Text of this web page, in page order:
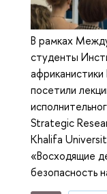
В рамках
студенты
посетили
Strategic
Khalifa
«Восходящие
безопасность